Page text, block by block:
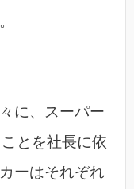
に、スーパー
とを社長に依
ーはそれぞれ